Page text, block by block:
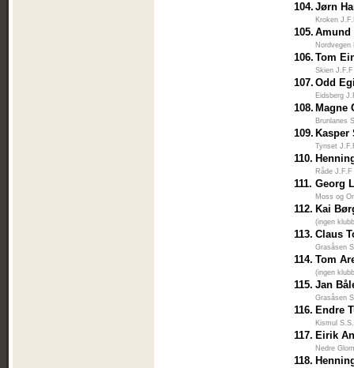
104. Jørn
Kroken
105. Amund
Nordvegen
106. Tom
Skien J.F.F
107. Odd
Eidsberg
108. Magne
Brunlanes
109. Kasper
Tynset
110.
Råde J.F.F
111. Georg
Moss og
112. Kai
(ingen
113. Claus
Grasåsen
114. Tom
(ingen
115. Jan
Grasåsen
116. Endre
Kismul
117. Eirik
Nedre
118.